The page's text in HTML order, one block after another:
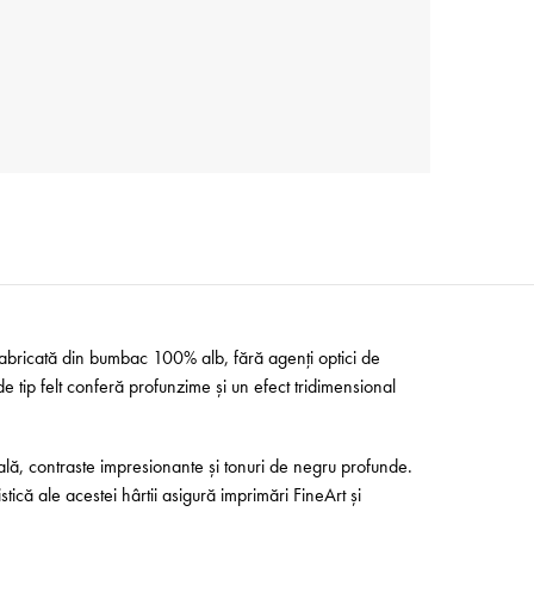
din bumbac 100% alb, fără agenți optici de
tip felt conferă profunzime și un efect tridimensional
contraste impresionante și tonuri de negru profunde.
ale acestei hârtii asigură imprimări FineArt și